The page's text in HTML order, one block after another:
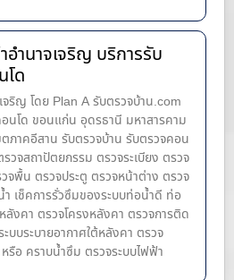
ำนาจเจริญ บริการรับ
โด
จริญ โดย Plan A รับตรวจบ้าน.com
นโด ขอนแก่น อุดรธานี มหาสารคาม
ภาคอีสาน รับตรวจบ้าน รับตรวจคอน
วจสถาปัตยกรรม ตรวจระเบียง ตรวจ
จพื้น ตรวจประตู ตรวจหน้าต่าง​ ตรวจ
เช็คการรั่วซึมของระบบท่อน้ำ​ดี ท่อ
ลังคา ตรวจโครงหลังคา ตรวจการติด
บบระบายอากาศใต้หลังคา ตรวจ
อ คราบน้ำซึม ตรวจระบบไฟฟ้า